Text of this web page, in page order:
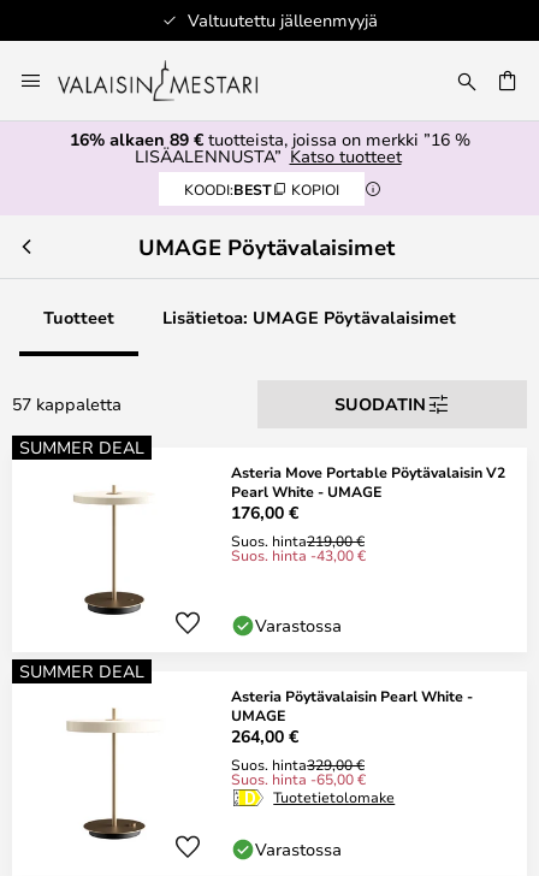
Valtuutettu jälleenmyyjä
to
Content
16% alkaen 89 €tuotteista, joissa on merkki ”16 %
LISÄALENNUSTA” Katso tuotteet
KOODI:BEST KOPIOI
UMAGE Pöytävalaisimet
Tuotteet Lisätietoa: UMAGE Pöytävalaisimet
57 kappaletta
SUODATIN
SUMMER DEAL
Asteria Move Portable Pöytävalaisin V2
Pearl White - UMAGE
176,00 €
Suos. hinta219,00 €
Suos. hinta -43,00 €
Varastossa
SUMMER DEAL
Asteria Pöytävalaisin Pearl White -
UMAGE
264,00 €
Suos. hinta329,00 €
Suos. hinta -65,00 €
Tuotetietolomake
Varastossa